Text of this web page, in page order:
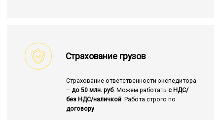
Страхование грузов
Страхование ответственности экспедитора
– до 50 млн. руб. Можем работать с НДС/
без НДС/наличкой. Работа строго по
договору.